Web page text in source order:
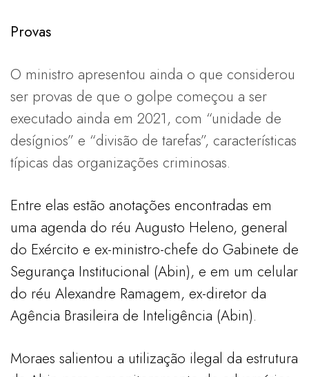
Provas
O ministro apresentou ainda o que considerou
ser provas de que o golpe começou a ser
executado ainda em 2021, com “unidade de
desígnios” e “divisão de tarefas”, características
típicas das organizações criminosas.
Entre elas estão anotações encontradas em
uma agenda do réu Augusto Heleno, general
do Exército e ex-ministro-chefe do Gabinete de
Segurança Institucional (Abin), e em um celular
do réu Alexandre Ramagem, ex-diretor da
Agência Brasileira de Inteligência (Abin).
Moraes salientou a utilização ilegal da estrutura